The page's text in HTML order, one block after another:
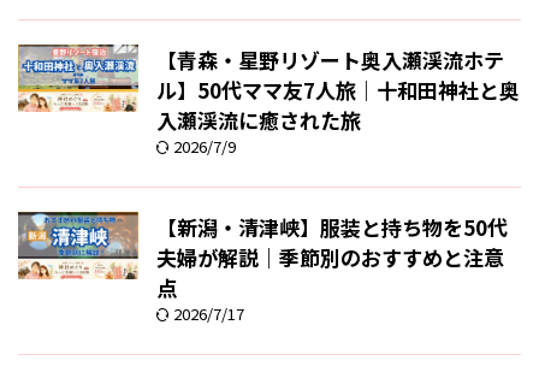
【青森・星野リゾート奥入瀬渓流ホテ
ル】50代ママ友7人旅｜十和田神社と奥
入瀬渓流に癒された旅
2026/7/9
【新潟・清津峡】服装と持ち物を50代
夫婦が解説｜季節別のおすすめと注意
点
2026/7/17